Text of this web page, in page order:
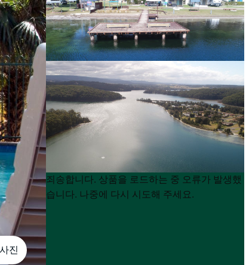
진
Product
List
Product
List
죄송합니다. 상품을 로드하는 중 오류가 발생했
습니다. 나중에 다시 시도해 주세요.